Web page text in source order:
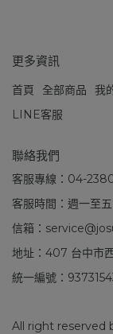
更多資訊
首頁 全部商品 我
LINE客服
聯絡我們
客服專線：04-
客服時間：週一至
信箱：
地址：407 台中市
統一編號：
All right reserved